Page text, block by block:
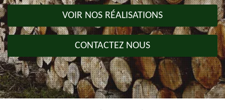
VOIR NOS RÉALISATIONS
CONTACTEZ NOUS